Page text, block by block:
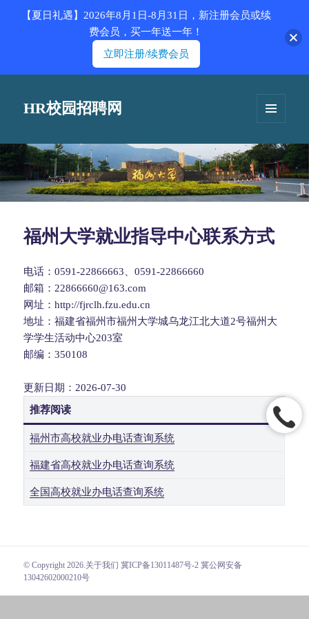
HR校园招聘网
福州大学就业指导中心联系方式
电话：0591-22866663、0591-22866660
邮箱：22866660@163.com
网址：http://fjrclh.fzu.edu.cn
地址：福建省福州市福州大学城乌龙江北大道2号福州大
学学生活动中心203室
邮编：350108
更新日期：2026-07-30
推荐阅读
福州市高校就业办电话查询系统
福建省高校就业办电话查询系统
全国高校就业办电话查询系统
© Copyright 2026. 关于我们 冀ICP备13011487号-2 冀公网安备
13042602000210号
【夏日礼遇】2026年8月1日-8月31日，新注册会员或续
费会员，买一年送一年！
立即注册/续费会员